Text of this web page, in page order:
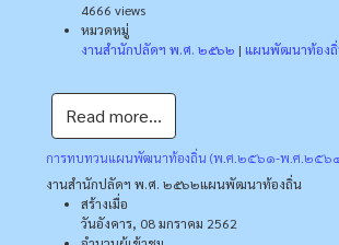
4666 views
หมวดหมู่
งานสำนักปลัดฯ พ.ศ. ๒๕๖๒ | แผนพัฒนาท้อง
Read more...
การทบทวนแผนพัฒนาท้องถิ่น (พ.ศ.๒๕๖๑-พ.ศ.๒๕๖๔
งานสำนักปลัดฯ พ.ศ. ๒๕๖๒แผนพัฒนาท้องถิ่น
สร้างเมื่อ
วันอังคาร, 08 มกราคม 2562